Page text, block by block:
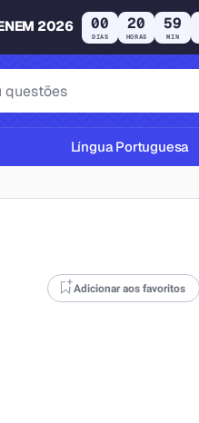
2026 00
DIAS
20
HORAS
59
MIN
Língua Portuguesa
Adicionar aos favoritos